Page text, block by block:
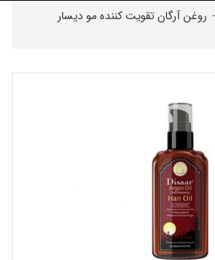
- روغن آرگان تقویت کننده مو دیسار